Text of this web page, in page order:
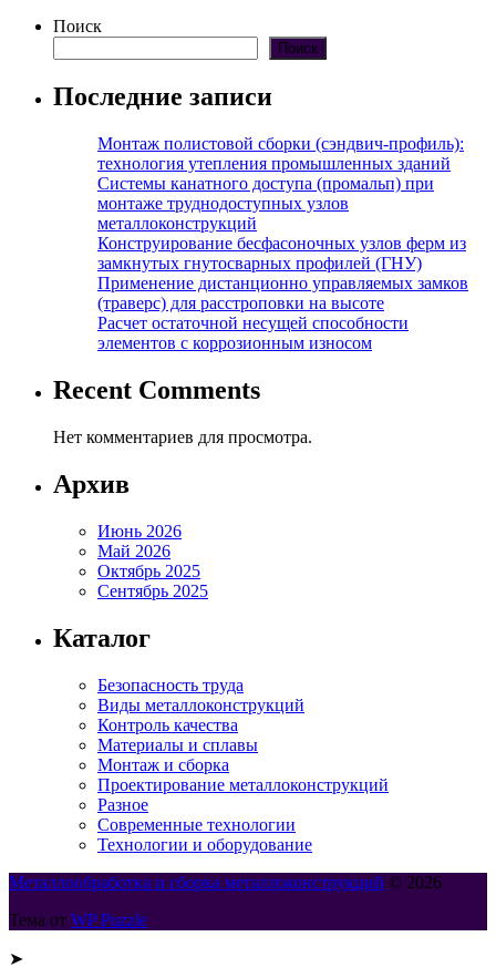
Поиск
Поиск
Последние записи
Монтаж полистовой сборки (сэндвич-профиль):
технология утепления промышленных зданий
Системы канатного доступа (промальп) при
монтаже труднодоступных узлов
металлоконструкций
Конструирование бесфасоночных узлов ферм из
замкнутых гнутосварных профилей (ГНУ)
Применение дистанционно управляемых замков
(траверс) для расстроповки на высоте
Расчет остаточной несущей способности
элементов с коррозионным износом
Recent Comments
Нет комментариев для просмотра.
Архив
Июнь 2026
Май 2026
Октябрь 2025
Сентябрь 2025
Каталог
Безопасность труда
Виды металлоконструкций
Контроль качества
Материалы и сплавы
Монтаж и сборка
Проектирование металлоконструкций
Разное
Современные технологии
Технологии и оборудование
Металлообработка и сборка металлоконструкций © 2026
Тема от WP Puzzle
➤